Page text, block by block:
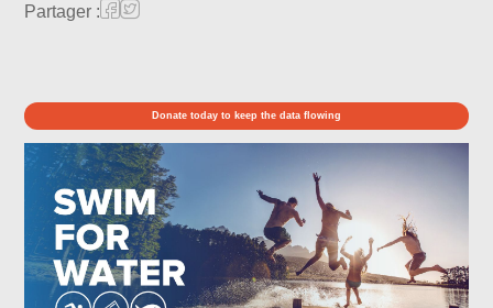
Partager :
Donate today to keep the data flowing